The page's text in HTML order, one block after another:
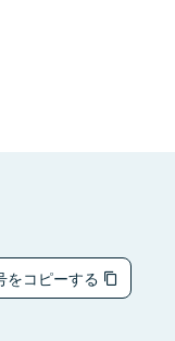
をコピーする